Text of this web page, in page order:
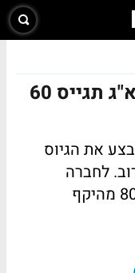
גם קיבוץ שמיר רוצה: שלא"ג תגייס 60
את הגיוס
לחברה
התחייבויות מוקדמות לרכישת 80% מהיקף